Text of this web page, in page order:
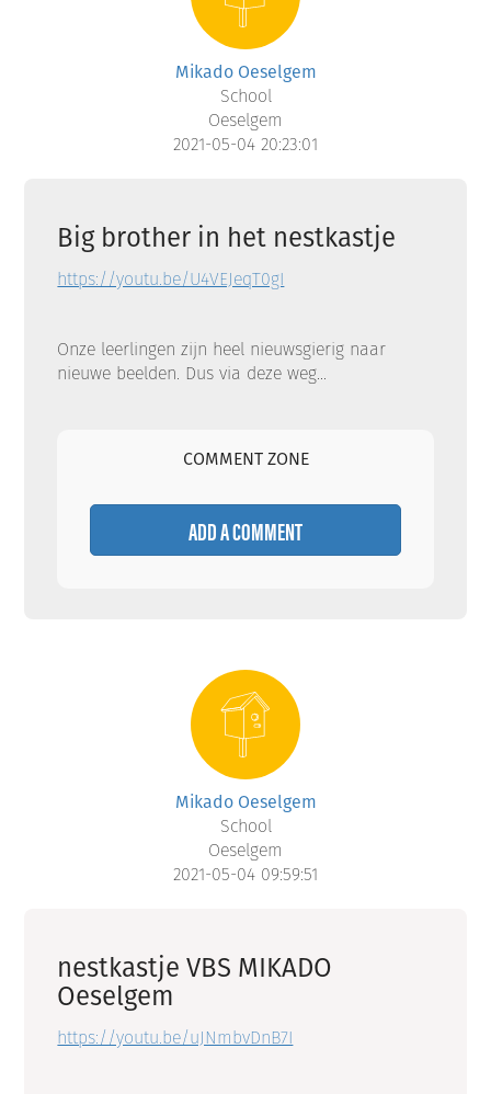
Mikado Oeselgem
School
Oeselgem
2021-05-04 20:23:01
Big brother in het nestkastje
https://youtu.be/U4VEJeqT0gI
Onze leerlingen zijn heel nieuwsgierig naar
nieuwe beelden. Dus via deze weg...
COMMENT ZONE
ADD A COMMENT
Mikado Oeselgem
School
Oeselgem
2021-05-04 09:59:51
nestkastje VBS MIKADO
Oeselgem
https://youtu.be/uJNmbvDnB7I